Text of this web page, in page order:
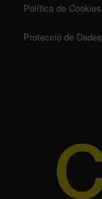
Política de Cookies
Protecció de Dades